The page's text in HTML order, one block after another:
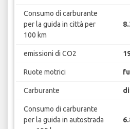
Consumo di carburante
per la guida in città per
100 km
emissioni di CO2
Ruote motrici
Carburante
Consumo di carburante
per la guida in autostrada